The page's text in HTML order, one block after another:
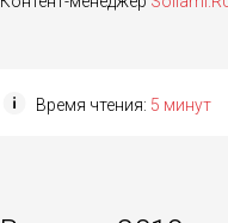
Время чтения: 5 минут